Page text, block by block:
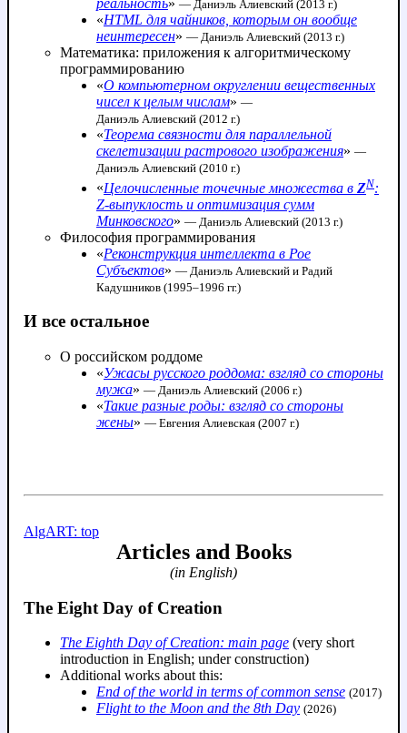
реальность» — Даниэль Алиевский (2013 г.)
«HTML для чайников, которым он вообще
неинтересен» — Даниэль Алиевский (2013 г.)
Математика: приложения к алгоритмическому
программированию
«О компьютерном округлении вещественных
чисел к целым числам» —
Даниэль Алиевский (2012 г.)
«Теорема связности для параллельной
скелетизации растрового изображения» —
Даниэль Алиевский (2010 г.)
«Целочисленные точечные множества в ZN:
Z-выпуклость и оптимизация сумм
Минковского» — Даниэль Алиевский (2013 г.)
Философия программирования
«Реконструкция интеллекта в Рое
Субъектов» — Даниэль Алиевский и Радий
Кадушников (1995–1996 гг.)
И все остальное
О российском роддоме
«Ужасы русского роддома: взгляд со стороны
мужа» — Даниэль Алиевский (2006 г.)
«Такие разные роды: взгляд со стороны
жены» — Евгения Алиевская (2007 г.)
AlgART: top
Articles and Books
(in English)
The Eight Day of Creation
The Eighth Day of Creation: main page (very short
introduction in English; under construction)
Additional works about this:
End of the world in terms of common sense (2017)
Flight to the Moon and the 8th Day (2026)